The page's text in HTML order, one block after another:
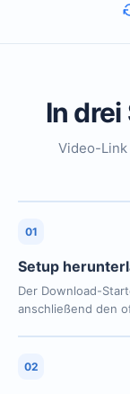
In
Video-
01
Setup
Der Download-
anschließend den
02